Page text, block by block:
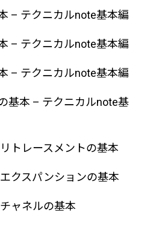
– テクニカルnote基本編
– テクニカルnote基本編
– テクニカルnote基本編
基本 – テクニカルnote基
トレースメントの基本
クスパンションの基本
ャネルの基本